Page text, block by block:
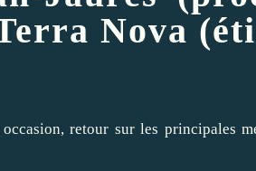
Nova
retour sur les principales